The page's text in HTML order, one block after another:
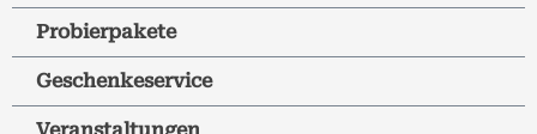
Probierpakete
Geschenkeservice